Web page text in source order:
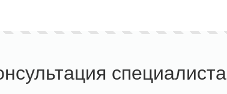
специалиста